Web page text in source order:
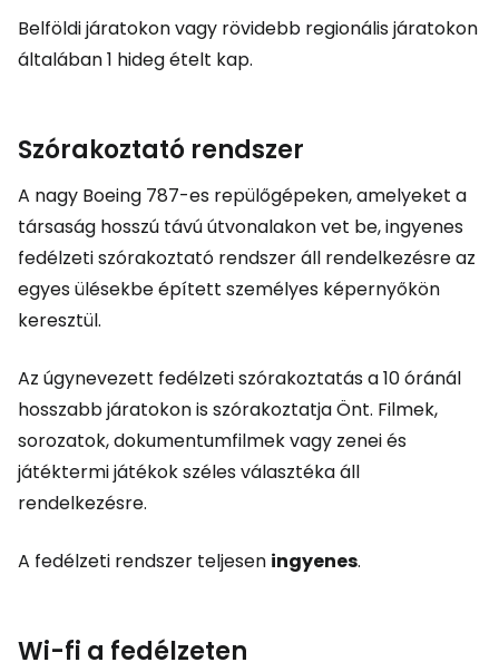
Belföldi járatokon vagy rövidebb regionális járatokon
általában 1 hideg ételt kap.
Szórakoztató rendszer
A nagy Boeing 787-es repülőgépeken, amelyeket a
társaság hosszú távú útvonalakon vet be, ingyenes
fedélzeti szórakoztató rendszer áll rendelkezésre az
egyes ülésekbe épített személyes képernyőkön
keresztül.
Az úgynevezett fedélzeti szórakoztatás a 10 óránál
hosszabb járatokon is szórakoztatja Önt. Filmek,
sorozatok, dokumentumfilmek vagy zenei és
játéktermi játékok széles választéka áll
rendelkezésre.
A fedélzeti rendszer teljesen ingyenes.
Wi-fi a fedélzeten